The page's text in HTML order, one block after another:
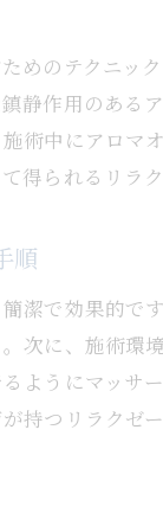
めのテクニ
静作用のあ
術中にアロ
得られるリラ
順
潔で効果的
次に、施術
ようにマッ
持つリラク